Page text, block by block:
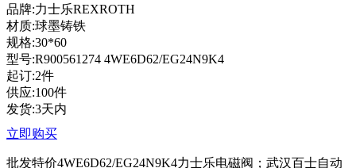
品牌:力士乐REXROTH
材质:球墨铸铁
规格:30*60
型号:R900561274 4WE6D62/EG24N9K4
起订:2件
供应:100件
发货:3天内
立即购买
批发特价4WE6D62/EG24N9K4力士乐电磁阀；武汉百士自动